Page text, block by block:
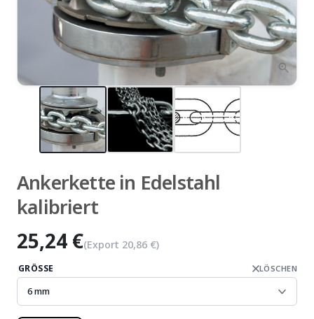
zoom_in
Ankerkette in Edelstahl
kalibriert
25,24 €(Export 20,86 €)
GRÖSSE LÖSCHEN